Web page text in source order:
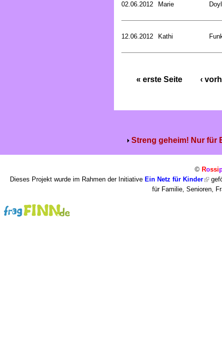
02.06.2012 Marie
12.06.2012 Kathi
« erste Seite ‹
Streng geheim! Nur für
© Rossi
Dieses Projekt wurde im Rahmen der Initiative Ein Netz für Kinder
für Familie, Senioren,